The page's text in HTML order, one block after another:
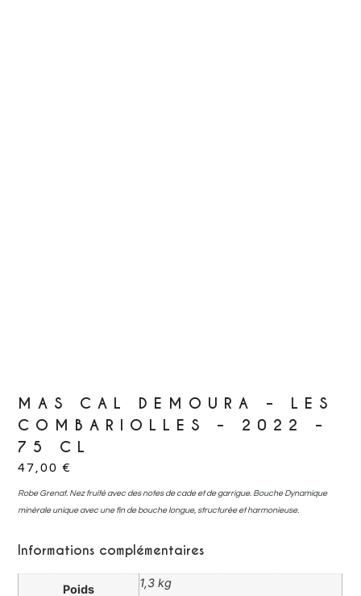
MAS CAL DEMOURA – LES
COMBARIOLLES – 2022 –
75 CL
47,00€
Robe Grenat. Nez fruité avec des notes de cade et de garrigue. Bouche Dynamique
minérale unique avec une fin de bouche longue, structurée et harmonieuse.
Informations complémentaires
Poids 1,3 kg